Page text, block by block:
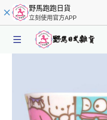
野馬跑跑日貨
立刻使用官方APP